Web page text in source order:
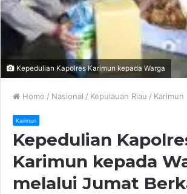
Kepedulian Kapolres Karimun kepada Warga
Home / Nasional / Kepulauan Riau / Karimun
Karimun
Kepedulian
Karimun kepada
melalui Jumat